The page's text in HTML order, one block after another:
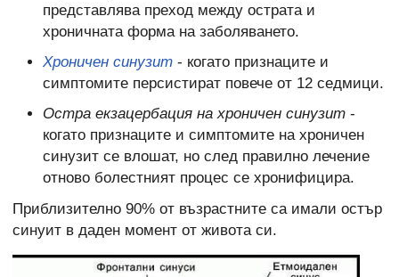
представлява преход между острата и
хроничната форма на заболяването.
Хроничен синузит- когато признаците и
симптомите персистират повече от 12 седмици.
Остра екзацербация на хроничен синузит-
когато признаците и симптомите на хроничен
синузит се влошат, но след правилно лечение
отново болестният процес се хронифицира.
Приблизително 90% от възрастните са имали остър
синуит в даден момент от живота си.